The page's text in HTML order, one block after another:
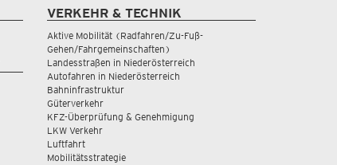
VERKEHR & TECHNIK
Aktive Mobilität (Radfahren/Zu-Fuß-
Gehen/Fahrgemeinschaften)
Landesstraßen in Niederösterreich
Autofahren in Niederösterreich
Bahninfrastruktur
Güterverkehr
KFZ-Überprüfung & Genehmigung
LKW Verkehr
Luftfahrt
Mobilitätsstrategie